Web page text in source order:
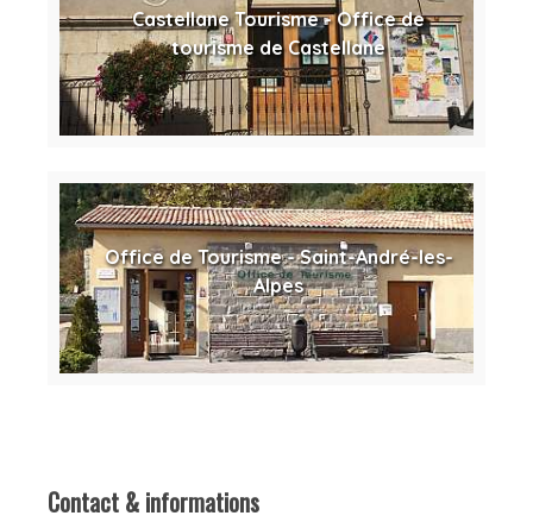
Castellane Tourisme - Office de
tourisme de Castellane
Office de Tourisme - Saint-André-les-
Alpes
Contact & informations